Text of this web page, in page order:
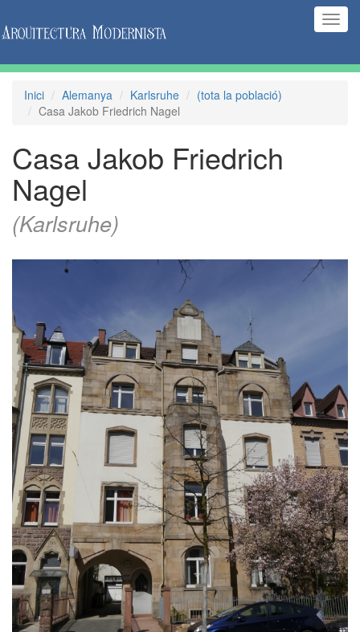
Inici Alemanya Karlsruhe
(tota la població)
Casa Jakob Friedrich Nagel
Casa Jakob Friedrich
Nagel
(Karlsruhe)